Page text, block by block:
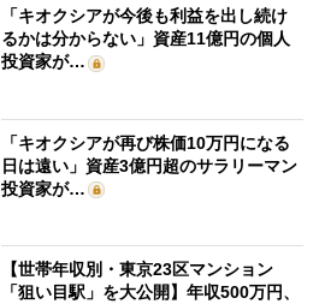
「キオクシアが今後も利益を出し続け
るかは分からない」資産11億円の個人
投資家が…
「キオクシアが再び株価10万円になる
日は遠い」資産3億円超のサラリーマン
投資家が…
【世帯年収別・東京23区マンション
「狙い目駅」を大公開】年収500万円、